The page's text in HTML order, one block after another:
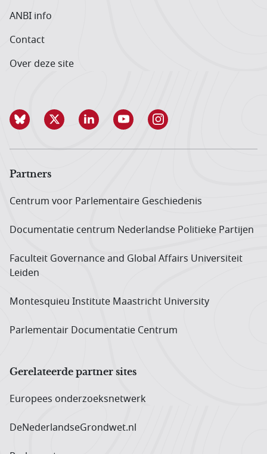
ANBI info
Contact
Over deze site
Partners
Centrum voor Parlementaire Geschiedenis
Documentatie centrum Neder­landse Politieke Partijen
Faculteit Governance and Global Affairs Universiteit
Leiden
Montesquieu Institute Maastricht University
Parlementair Documentatie Centrum
Gerelateerde partner sites
Europees onderzoeks­netwerk
DeNederlandseGrondwet.nl